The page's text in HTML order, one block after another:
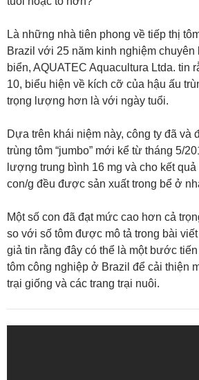
Là những nhà tiên phong về tiếp thị
Brazil với 25 năm kinh nghiệm chuyên
biển, AQUATEC Aquacultura Ltda. tin
10, biểu hiện về kích cỡ của hậu ấu
trọng lượng hơn là với ngày tuổi.
Dựa trên khái niệm này, công ty đã và
trùng tôm “jumbo” mới kể từ tháng 5/
lượng trung bình 16 mg và cho kết
con/g đều được sản xuất trong bể ở
Một số con đã đạt mức cao hơn cả
so với số tôm được mô tả trong bài
giả tin rằng đây có thể là một bước
tôm công nghiệp ở Brazil để cải thiện
trại giống và các trang trại nuôi.